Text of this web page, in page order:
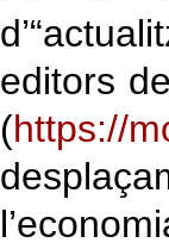
editors
(https://